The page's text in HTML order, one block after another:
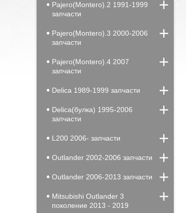
Pajero(Montero).2 1991-1999
запчасти
Pajero(Montero).3 2000-2006
запчасти
Pajero(Montero).4 2007
запчасти
Delica 1989-1999 запчасти
Delica(булка) 1995-2006
запчасти
L200 2006- запчасти
Outlander 2002-2006 запчасти
Outlander 2006-2013 запчасти
Mitsubishi Outlander 3
поколение 2013 - 2019